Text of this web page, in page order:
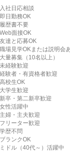
入社日応相談
即日勤務OK
履歴書不要
Web面接OK
友達と応募OK
職場見学OKまたは説明会
大量募集（10名以上）
未経験歓迎
経験者・有資格者歓迎
高校生OK
大学生歓迎
新卒・第二新卒歓迎
女性活躍中
主婦・主夫歓迎
フリーター歓迎
学歴不問
ブランクOK
ミドル（40代～）活躍中